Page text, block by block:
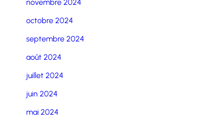
novembre 2024
octobre 2024
septembre 2024
août 2024
juillet 2024
juin 2024
mai 2024